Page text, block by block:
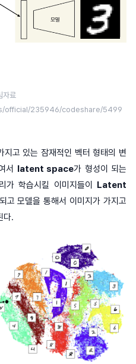
자료
official/235946/codeshare/5499
지고 있는 잠재적인 벡터 형태의 변
서 latent space가 형성이 되는
가 학습시킬 이미지들이 Latent
고 모델을 통해서 이미지가 가지고
다.